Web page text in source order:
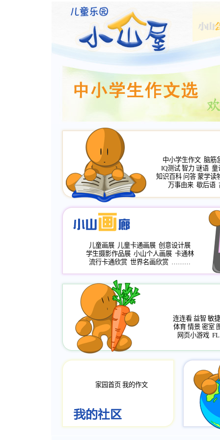
中小学生作文 脑筋
IQ测试 智力 谜语 童
知识百科 问答 蒙学读
万事由来 歇后语
儿童画展 儿童卡通画展 创意设计展
学生摄影作品展 小山个人画展 卡通林
流行卡通欣赏 世界名画欣赏 ………
连连看 益智 敏捷
体育 情景 密室
网页小游戏
家园首页 我的作文